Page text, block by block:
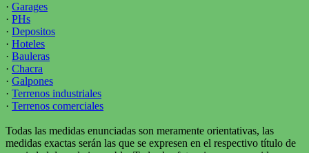
· Garages
· PHs
· Depositos
· Hoteles
· Bauleras
· Chacra
· Galpones
· Terrenos industriales
· Terrenos comerciales
Todas las medidas enunciadas son meramente orientativas, las
medidas exactas serán las que se expresen en el respectivo título de